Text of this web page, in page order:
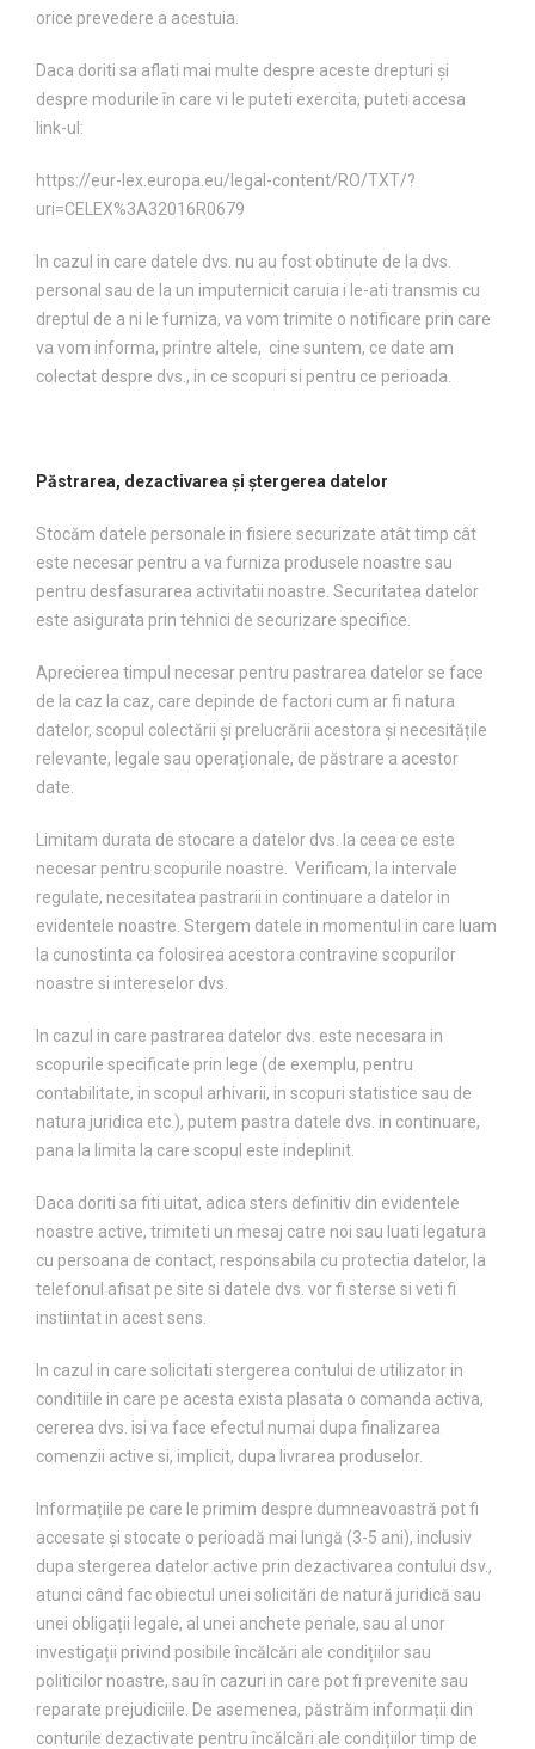
orice prevedere a acestuia.
Daca doriti sa aflati mai multe despre aceste drepturi și
despre modurile în care vi le puteti exercita, puteti accesa
link-ul:
https://eur-lex.europa.eu/legal-content/RO/TXT/?
uri=CELEX%3A32016R0679
In cazul in care datele dvs. nu au fost obtinute de la dvs.
personal sau de la un imputernicit caruia i le-ati transmis cu
dreptul de a ni le furniza, va vom trimite o notificare prin care
va vom informa, printre altele, cine suntem, ce date am
colectat despre dvs., in ce scopuri si pentru ce perioada.
Păstrarea, dezactivarea și ștergerea datelor
Stocăm datele personale in fisiere securizate atât timp cât
este necesar pentru a va furniza produsele noastre sau
pentru desfasurarea activitatii noastre. Securitatea datelor
este asigurata prin tehnici de securizare specifice.
Aprecierea timpul necesar pentru pastrarea datelor se face
de la caz la caz, care depinde de factori cum ar fi natura
datelor, scopul colectării și prelucrării acestora și necesitățile
relevante, legale sau operaționale, de păstrare a acestor
date.
Limitam durata de stocare a datelor dvs. la ceea ce este
necesar pentru scopurile noastre. Verificam, la intervale
regulate, necesitatea pastrarii in continuare a datelor in
evidentele noastre. Stergem datele in momentul in care luam
la cunostinta ca folosirea acestora contravine scopurilor
noastre si intereselor dvs.
In cazul in care pastrarea datelor dvs. este necesara in
scopurile specificate prin lege (de exemplu, pentru
contabilitate, in scopul arhivarii, in scopuri statistice sau de
natura juridica etc.), putem pastra datele dvs. in continuare,
pana la limita la care scopul este indeplinit.
Daca doriti sa fiti uitat, adica sters definitiv din evidentele
noastre active, trimiteti un mesaj catre noi sau luati legatura
cu persoana de contact, responsabila cu protectia datelor, la
telefonul afisat pe site si datele dvs. vor fi sterse si veti fi
instiintat in acest sens.
In cazul in care solicitati stergerea contului de utilizator in
conditiile in care pe acesta exista plasata o comanda activa,
cererea dvs. isi va face efectul numai dupa finalizarea
comenzii active si, implicit, dupa livrarea produselor.
Informațiile pe care le primim despre dumneavoastră pot fi
accesate și stocate o perioadă mai lungă (3-5 ani), inclusiv
dupa stergerea datelor active prin dezactivarea contului dsv.,
atunci când fac obiectul unei solicitări de natură juridică sau
unei obligații legale, al unei anchete penale, sau al unor
investigații privind posibile încălcări ale condițiilor sau
politicilor noastre, sau în cazuri in care pot fi prevenite sau
reparate prejudiciile. De asemenea, păstrăm informații din
conturile dezactivate pentru încălcări ale condițiilor timp de